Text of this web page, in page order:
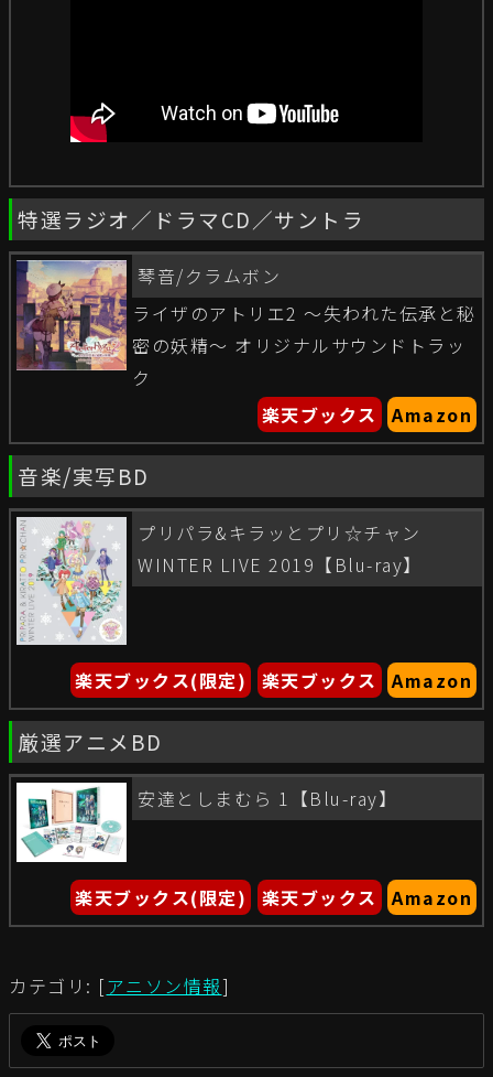
特選ラジオ／ドラマCD／サントラ
琴音/クラムボン
ライザのアトリエ2 〜失われた伝承と秘
密の妖精〜 オリジナルサウンドトラッ
ク
楽天ブックス
Amazon
音楽/実写BD
プリパラ&キラッとプリ☆チャン
WINTER LIVE 2019【Blu-ray】
楽天ブックス(限定) 楽天ブックス Amazon
厳選アニメBD
安達としまむら 1【Blu-ray】
楽天ブックス(限定) 楽天ブックス Amazon
カテゴリ: [アニソン情報]